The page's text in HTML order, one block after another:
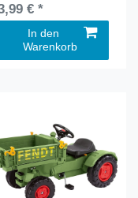
€ *
In den
Warenkorb